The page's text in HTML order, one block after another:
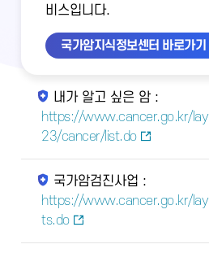
비스입니다.
국가암지식정보센터 바로가기
내가 알고 싶은 암 :
https://www.cancer.go.kr/
23/cancer/list.do
국가암검진사업 :
https://www.cancer.go.kr/
ts.do